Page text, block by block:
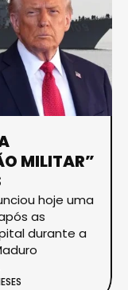
MILITAR”
hoje uma
as
durante a